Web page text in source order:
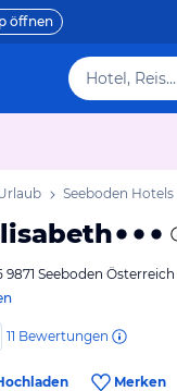
öffnen
Hotel, Reiseziel
Seeboden Hotels
9871 Seeboden Österreich
11 Bewertungen
Merken